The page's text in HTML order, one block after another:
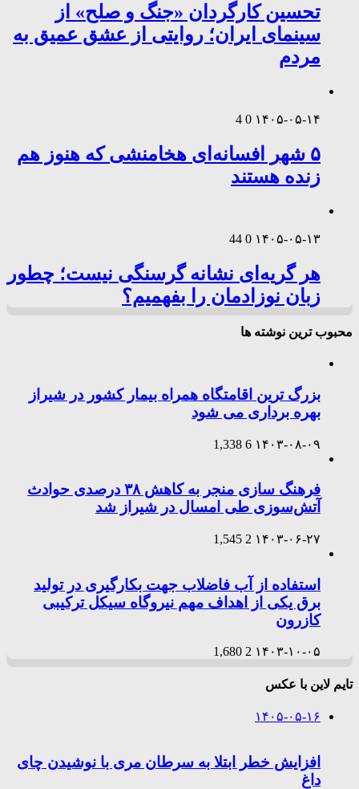
تحسین کارگردان «جنگ و صلح» از
سینمای ایران؛ روایتی از عشق عمیق به
مردم
۱۴۰۵-۰۵-۱۴ 0
4
۵ شهر افسانه‌ای هخامنشی که هنوز هم
زنده هستند
۱۴۰۵-۰۵-۱۳ 0
44
هر گریه‌ای نشانه گرسنگی نیست؛ چطور
زبان نوزادمان را بفهمیم؟
محبوب ترین نوشته ها
بزرگ ترین اقامتگاه همراه بیمار کشور در شیراز
بهره برداری می شود
۱۴۰۳-۰۸-۰۹ 6
1,338
فرهنگ سازی منجر به کاهش ۳۸ درصدی حوادث
آتش‌سوزی طی امسال در شیراز شد
۱۴۰۳-۰۶-۲۷ 2
1,545
استفاده از آب فاضلاب جهت بکارگیری در تولید
برق یکی از اهداف مهم نیروگاه سیکل ترکیبی
کازرون
۱۴۰۳-۱۰-۰۵ 2
1,680
تایم لاین با عکس
۱۴۰۵-۰۵-۱۶
افزایش خطر ابتلا به سرطان مری با نوشیدن چای
داغ